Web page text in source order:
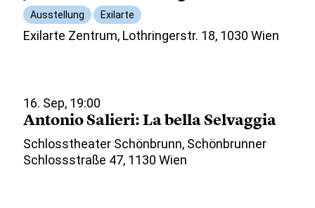
Ausstellung Exilarte
Exilarte Zentrum, Lothringerstr. 18, 1030 Wien
16. Sep, 19:00
Antonio Salieri: La bella Selvaggia
Schlosstheater Schönbrunn, Schönbrunner
Schlossstraße 47, 1130 Wien